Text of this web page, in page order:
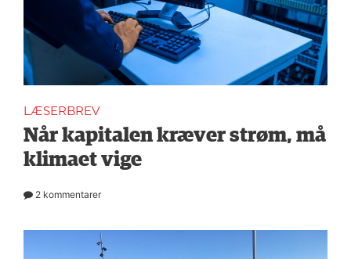
LÆSERBREV
Når kapitalen kræver strøm, må
klimaet vige
2 kommentarer